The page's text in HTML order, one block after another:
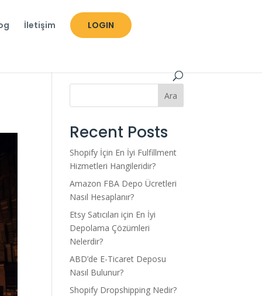
İletişim LOGIN
Ara
Recent Posts
Shopify İçin En İyi Fulfillment
Hizmetleri Hangileridir?
Amazon FBA Depo Ücretleri
Nasıl Hesaplanır?
Etsy Satıcıları için En İyi
Depolama Çözümleri
Nelerdir?
ABD’de E-Ticaret Deposu
Nasıl Bulunur?
Shopify Dropshipping Nedir?